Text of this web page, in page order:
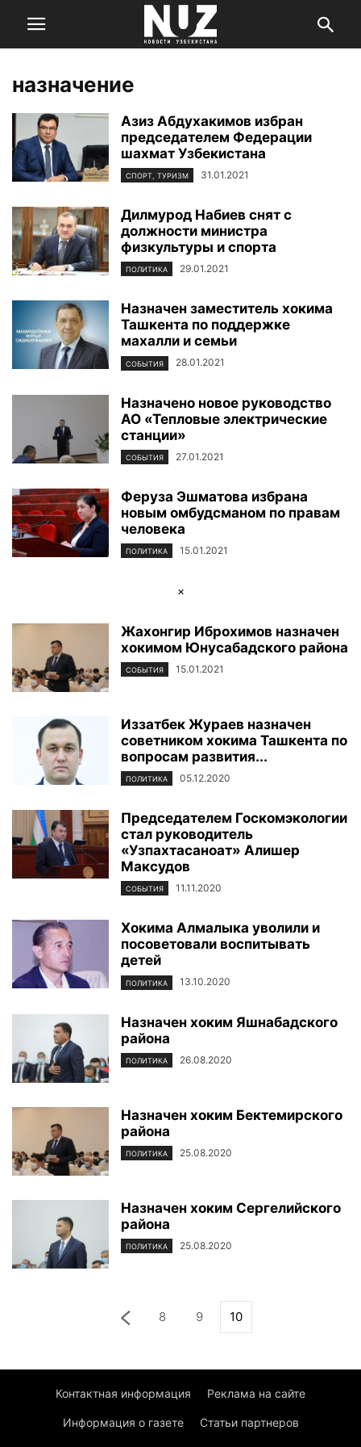
назначение
Азиз Абдухакимов избран
председателем Федерации
шахмат Узбекистана
СПОРТ, ТУРИЗМ 31.01.2021
Дилмурод Набиев снят с
должности министра
физкультуры и спорта
ПОЛИТИКА 29.01.2021
Назначен заместитель хокима
Ташкента по поддержке
махалли и семьи
СОБЫТИЯ 28.01.2021
Назначено новое руководство
АО «Тепловые электрические
станции»
СОБЫТИЯ 27.01.2021
Феруза Эшматова избрана
новым омбудсманом по правам
человека
ПОЛИТИКА 15.01.2021
×
Жахонгир Иброхимов назначен
хокимом Юнусабадского района
СОБЫТИЯ 15.01.2021
Иззатбек Жураев назначен
советником хокима Ташкента по
вопросам развития...
ПОЛИТИКА 05.12.2020
Председателем Госкомэкологии
стал руководитель
«Узпахтасаноат» Алишер
Максудов
СОБЫТИЯ 11.11.2020
Хокима Алмалыка уволили и
посоветовали воспитывать
детей
ПОЛИТИКА 13.10.2020
Назначен хоким Яшнабадского
района
ПОЛИТИКА 26.08.2020
Назначен хоким Бектемирского
района
ПОЛИТИКА 25.08.2020
Назначен хоким Сергелийского
района
ПОЛИТИКА 25.08.2020
8 9 10
Контактная информация Реклама на сайте
Информация о газете Статьи партнеров